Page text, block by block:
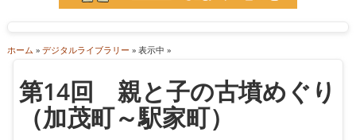
ホーム » デジタルライブラリー » 表示中 »
第14回 親と子の古墳めぐり
（加茂町～駅家町）